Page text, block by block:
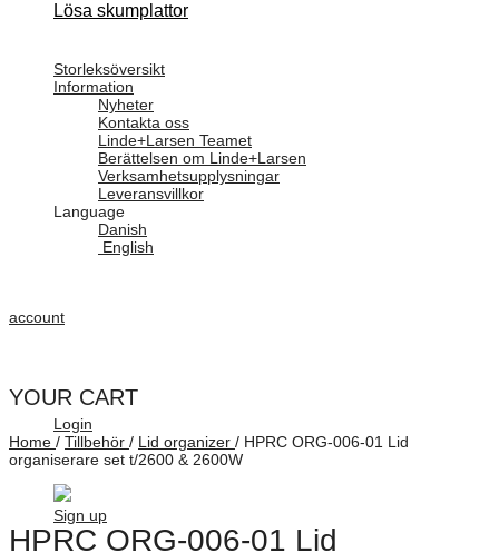
Lösa skumplattor
Storleksöversikt
Information
Nyheter
Kontakta oss
Linde+Larsen Teamet
Berättelsen om Linde+Larsen
Verksamhetsupplysningar
Leveransvillkor
Language
Danish
English
account
Login
Sign up
YOUR CART
Home / Tillbehör / Lid organizer / HPRC ORG-006-01 Lid
organiserare set t/2600 & 2600W
HPRC ORG-006-01 Lid